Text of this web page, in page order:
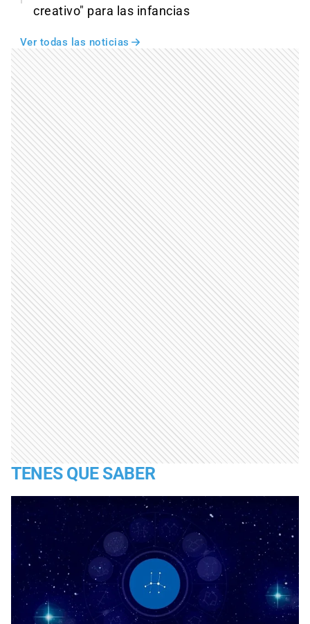
creativo" para las infancias
Ver todas las noticias
TENES QUE SABER